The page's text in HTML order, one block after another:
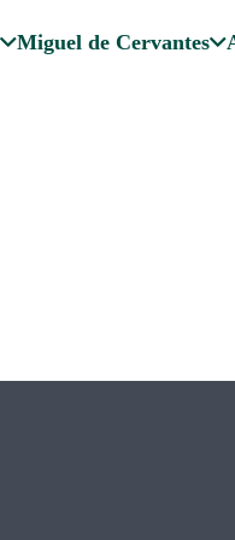
Miguel de Cervantes